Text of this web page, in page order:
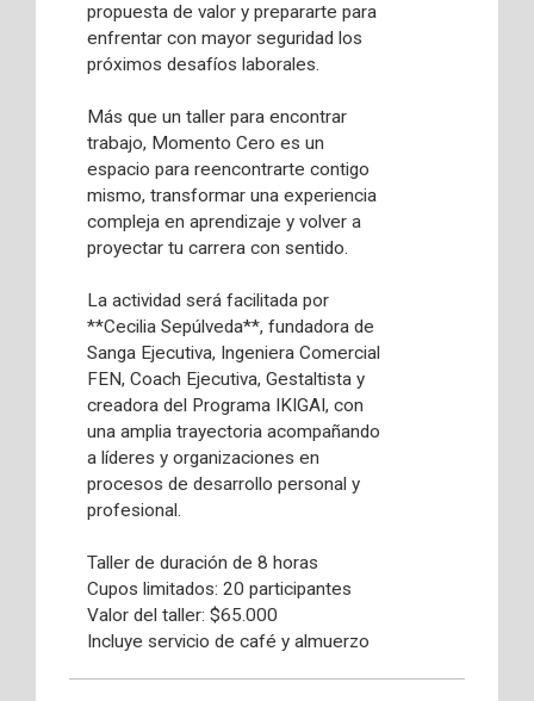
propuesta de valor y prepararte para
enfrentar con mayor seguridad los
próximos desafíos laborales.
Más que un taller para encontrar
trabajo, Momento Cero es un
espacio para reencontrarte contigo
mismo, transformar una experiencia
compleja en aprendizaje y volver a
proyectar tu carrera con sentido.
La actividad será facilitada por
**Cecilia Sepúlveda**, fundadora de
Sanga Ejecutiva, Ingeniera Comercial
FEN, Coach Ejecutiva, Gestaltista y
creadora del Programa IKIGAI, con
una amplia trayectoria acompañando
a líderes y organizaciones en
procesos de desarrollo personal y
profesional.
Taller de duración de 8 horas
Cupos limitados: 20 participantes
Valor del taller: $65.000
Incluye servicio de café y almuerzo